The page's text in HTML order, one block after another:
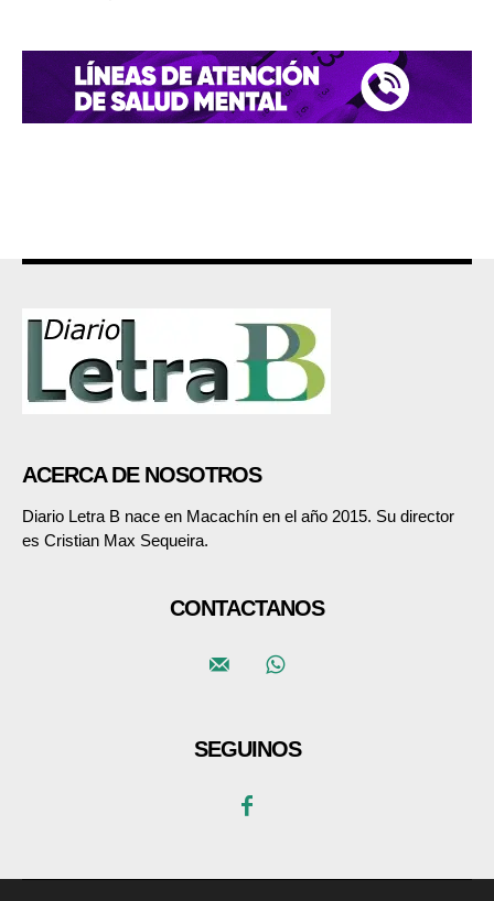
ACERCA DE NOSOTROS
Diario Letra B nace en Macachín en el año 2015. Su director
es Cristian Max Sequeira.
CONTACTANOS
SEGUINOS